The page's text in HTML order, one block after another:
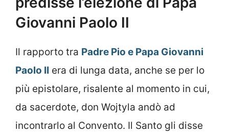
Giovanni Paolo II
Il rapporto tra Padre Pio e Papa Giovanni
Paolo II era di lunga data, anche se per lo
più epistolare, risalente al momento in cui,
da sacerdote, don Wojtyla andò ad
incontrarlo al Convento. Il Santo gli disse